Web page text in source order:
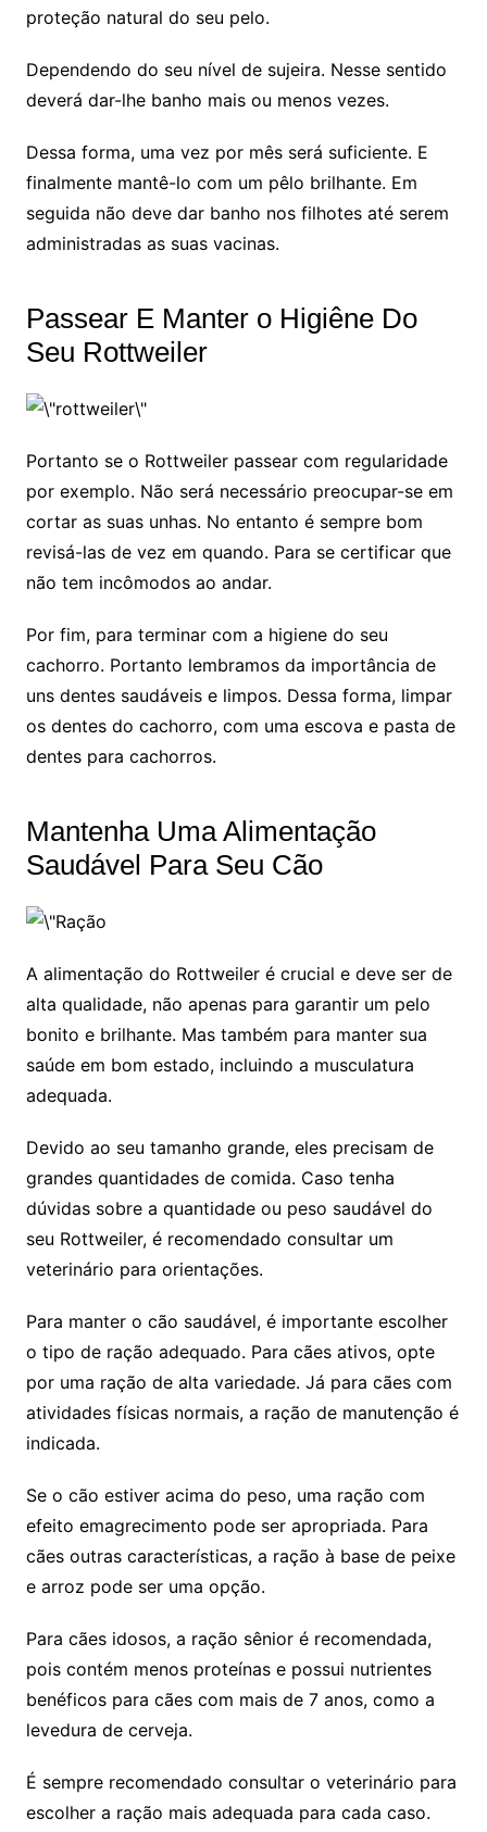
proteção natural do seu pelo.
Dependendo do seu nível de sujeira. Nesse sentido
deverá dar-lhe banho mais ou menos vezes.
Dessa forma, uma vez por mês será suficiente. E
finalmente mantê-lo com um pêlo brilhante. Em
seguida não deve dar banho nos filhotes até serem
administradas as suas vacinas.
Passear E Manter o Higiêne Do
Seu Rottweiler
Portanto se o Rottweiler passear com regularidade
por exemplo. Não será necessário preocupar-se em
cortar as suas unhas. No entanto é sempre bom
revisá-las de vez em quando. Para se certificar que
não tem incômodos ao andar.
Por fim, para terminar com a higiene do seu
cachorro. Portanto lembramos da importância de
uns dentes saudáveis e limpos. Dessa forma, limpar
os dentes do cachorro, com uma escova e pasta de
dentes para cachorros.
Mantenha Uma Alimentação
Saudável Para Seu Cão
A alimentação do Rottweiler é crucial e deve ser de
alta qualidade, não apenas para garantir um pelo
bonito e brilhante. Mas também para manter sua
saúde em bom estado, incluindo a musculatura
adequada.
Devido ao seu tamanho grande, eles precisam de
grandes quantidades de comida. Caso tenha
dúvidas sobre a quantidade ou peso saudável do
seu Rottweiler, é recomendado consultar um
veterinário para orientações.
Para manter o cão saudável, é importante escolher
o tipo de ração adequado. Para cães ativos, opte
por uma ração de alta variedade. Já para cães com
atividades físicas normais, a ração de manutenção é
indicada.
Se o cão estiver acima do peso, uma ração com
efeito emagrecimento pode ser apropriada. Para
cães outras características, a ração à base de peixe
e arroz pode ser uma opção.
Para cães idosos, a ração sênior é recomendada,
pois contém menos proteínas e possui nutrientes
benéficos para cães com mais de 7 anos, como a
levedura de cerveja.
É sempre recomendado consultar o veterinário para
escolher a ração mais adequada para cada caso.